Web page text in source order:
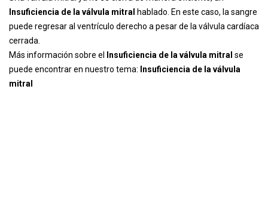
Insuficiencia de la válvula mitral
hablado. En este caso, la sangre
puede regresar al ventrículo derecho a pesar de la válvula cardíaca
cerrada.
Más información sobre el
Insuficiencia de la válvula mitral se
puede encontrar en nuestro tema: Insuficiencia de la válvula
mitral